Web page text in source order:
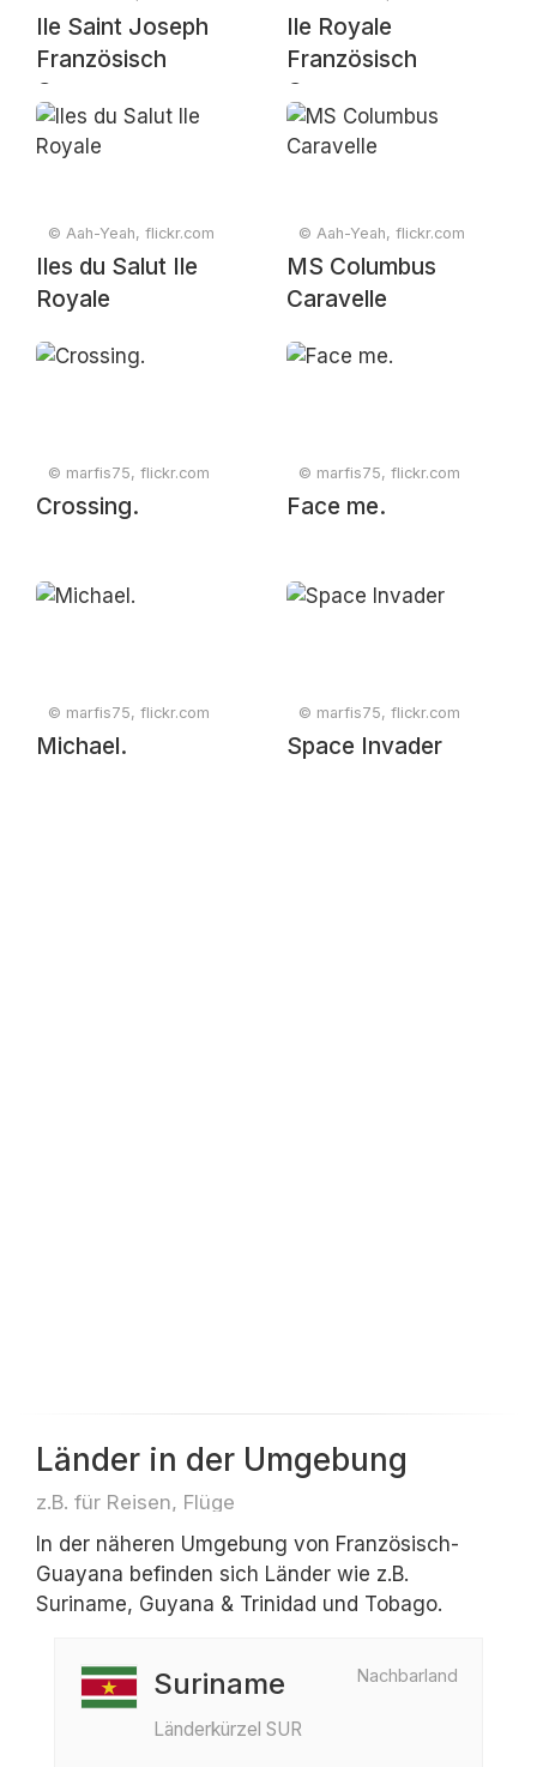
Ile Saint Joseph
Französisch
Guayana
Ile Royale
Französisch
Guayana
© Aah-Yeah, flickr.com
Iles du Salut Ile
Royale
© Aah-Yeah, flickr.com
MS Columbus
Caravelle
© marfis75, flickr.com
Crossing.
© marfis75, flickr.com
Face me.
© marfis75, flickr.com
Michael.
© marfis75, flickr.com
Space Invader
Länder in der Umgebung
z.B. für Reisen, Flüge
In der näheren Umgebung von Französisch-
Guayana befinden sich Länder wie z.B.
Suriname, Guyana & Trinidad und Tobago.
Nachbarland
Suriname
Länderkürzel SUR